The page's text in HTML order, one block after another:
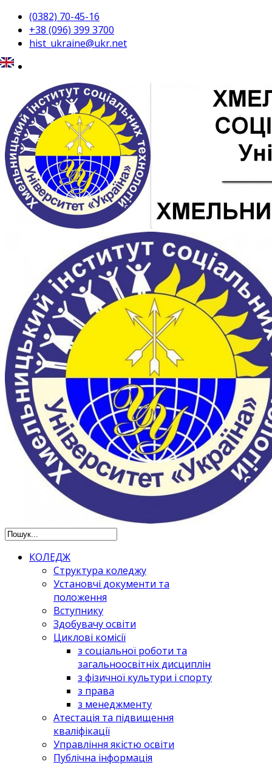
(0382) 70-45-16
+38 (096) 399 3700
hist_ukraine@ukr.net
КОЛЕДЖ
Структура коледжу
Установчі документи та
положення
Вступнику
Здобувачу освіти
Циклові комісії
з соціальної роботи та
загальноосвітніх дисциплін
з фізичної культури і спорту
з права
з менеджменту
Атестація та підвищення
кваліфікації
Управління якістю освіти
Публічна інформація